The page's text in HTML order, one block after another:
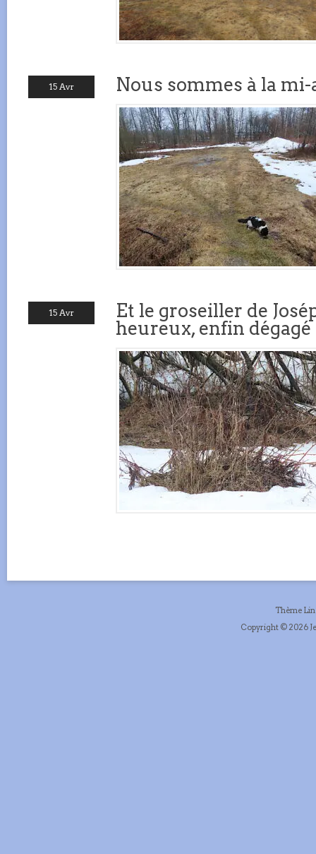
15 Avr Nous sommes à la
15 Avr
Et le groseiller de
heureux, enfin dégagé
Thème
Copyright © 2026